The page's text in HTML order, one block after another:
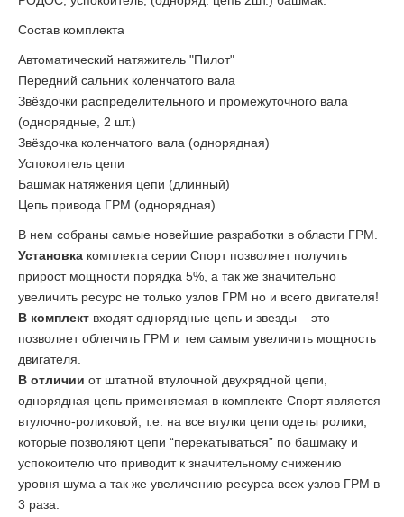
Состав комплекта
Автоматический натяжитель "Пилот"
Передний сальник коленчатого вала
Звёздочки распределительного и промежуточного вала
(однорядные, 2 шт.)
Звёздочка коленчатого вала (однорядная)
Успокоитель цепи
Башмак натяжения цепи (длинный)
Цепь привода ГРМ (однорядная)
В нем собраны самые новейшие разработки в области ГРМ.
Установка комплекта серии Спорт позволяет получить
прирост мощности порядка 5%, а так же значительно
увеличить ресурс не только узлов ГРМ но и всего двигателя!
В комплект входят однорядные цепь и звезды – это
позволяет облегчить ГРМ и тем самым увеличить мощность
двигателя.
В отличии от штатной втулочной двухрядной цепи,
однорядная цепь применяемая в комплекте Спорт является
втулочно-роликовой, т.е. на все втулки цепи одеты ролики,
которые позволяют цепи “перекатываться” по башмаку и
успокоителю что приводит к значительному снижению
уровня шума а так же увеличению ресурса всех узлов ГРМ в
3 раза.